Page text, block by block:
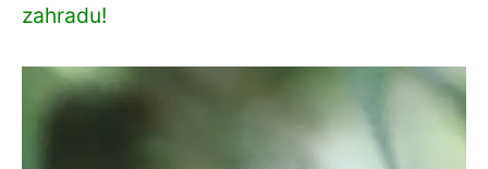
zahradu!